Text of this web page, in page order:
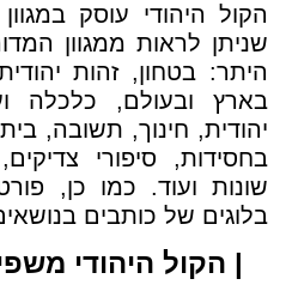
הקול היהודי עוסק
שניתן לראות ממגוון
היתר: בטחון, זהות
בארץ ובעולם, כלכלה
יהודית, חינוך, תשובה,
בחסידות, סיפורי
שונות ועוד. כמו כן,
בלוגים של כותבים
| הקול היהודי